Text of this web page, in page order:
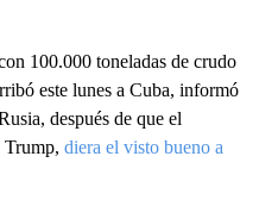
100.000 toneladas de crudo
este lunes a Cuba, informó
después de que el
diera el visto bueno a